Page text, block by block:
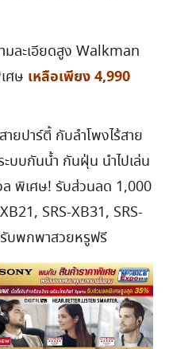
มละเอียดสูง Walkman
ศษ เหลือเพียง 4,990
ยปาร์ตี้ กับลำโพงไร้สาย
บบกันน้ำ กันฝุ่น นำไปเล่น
ล พิเศษ! รับส่วนลด 1,000
SRS-XB31, SRS-
บพกพาสวยหรูฟรี